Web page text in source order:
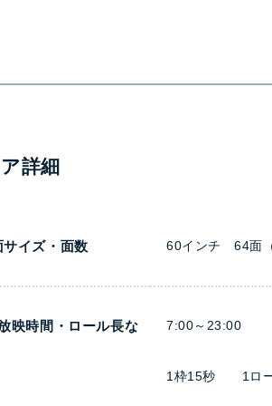
詳細
サイズ・面数 60インチ 64面
映時間・ロール長な
7:00～23:00
1枠15秒 1ロー